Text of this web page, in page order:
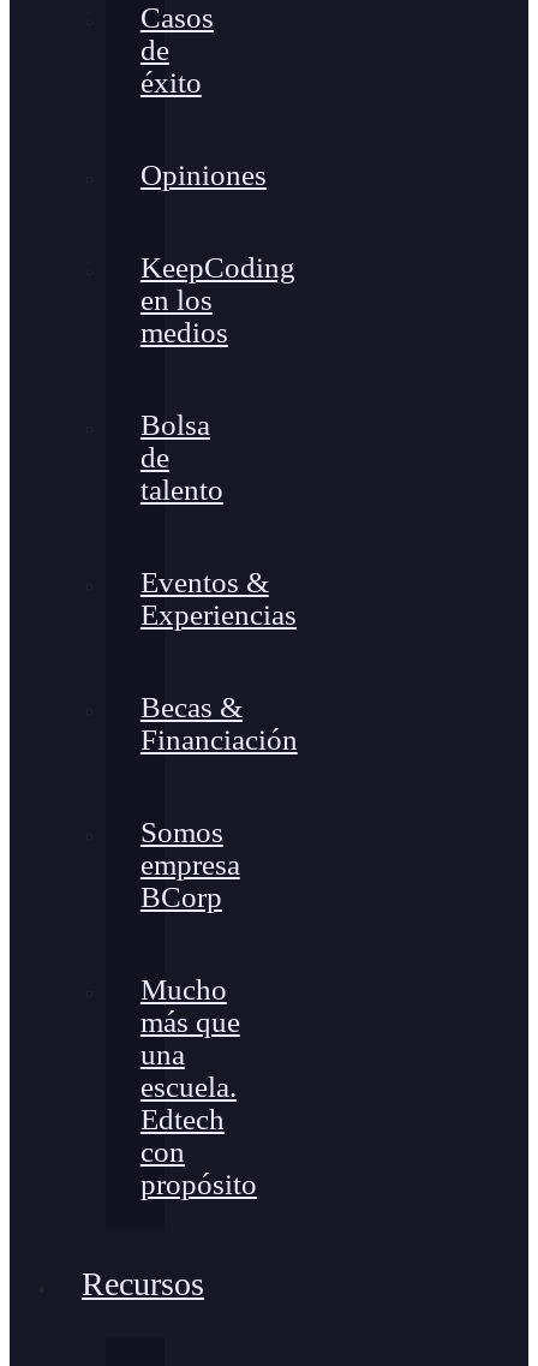
Casos
de
éxito
Opiniones
KeepCoding
en los
medios
Bolsa
de
talento
Eventos &
Experiencias
Becas &
Financiación
Somos
empresa
BCorp
Mucho
más que
una
escuela.
Edtech
con
propósito
Recursos